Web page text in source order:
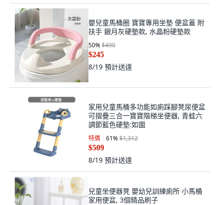
嬰兒童馬桶圈 寶寶專用坐墊 便盆蓋 附
扶手 銀月灰硬墊款, 水晶粉硬墊款
50%$490
$245
8/19 預計送達
家用兒童馬桶多功能如廁踩腳凳尿便盆
可摺疊三合一寶寶階梯坐便器, 青蛙六
調節藍色硬墊:如圖
特價 61%$1,312
$509
8/19 預計送達
兒童坐便器凳 嬰幼兒訓練廁所 小馬桶
家用便盆, 3個精品刷子